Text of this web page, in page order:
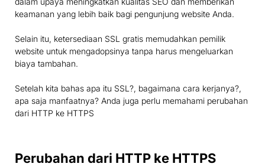
keamanan yang lebih baik bagi pengunjung website Anda.
Selain itu, ketersediaan SSL gratis memudahkan pemilik
website untuk mengadopsinya tanpa harus mengeluarkan
biaya tambahan.
Setelah kita bahas apa itu SSL?, bagaimana cara kerjanya?,
apa saja manfaatnya? Anda juga perlu memahami perubahan
dari HTTP ke HTTPS
Perubahan dari HTTP ke HTTPS